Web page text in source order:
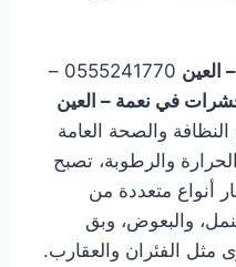
العين
0555241770 –
في نعمة – العين
والصحة العامة
والرطوبة، تصبح
أنواع متعددة من
والبعوض، وبق
مثل الفئران والعقارب.